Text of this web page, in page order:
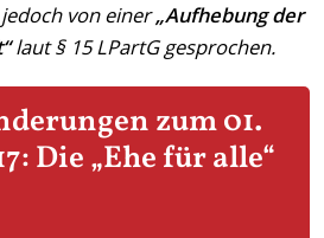
von einer„Aufhebung der
laut § 15 LPartG gesprochen.
zum 01.
Die „Ehe für alle“